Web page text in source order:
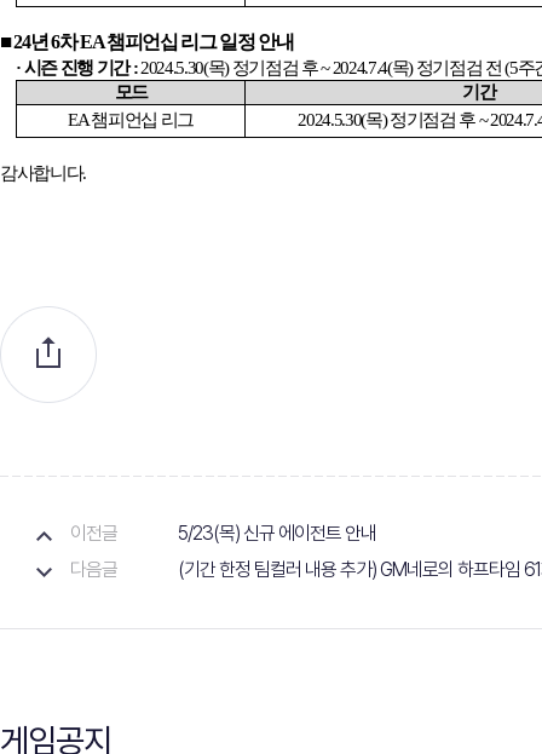
■24년6차EA챔피언십 리그 일정 안내
· 시즌 진행 기간:2024.5.30(목)정기점검 후~ 2024.7.4(목)정기점검 전(5주
모드
기간
EA챔피언십 리그 2024.5.30(목)정기점검 후~
감사합니다.
이전글
5/23(목) 신규 에이전트 안내
다음글
(기간 한정 팀컬러 내용 추가) GM네로의 하프타임
게임공지